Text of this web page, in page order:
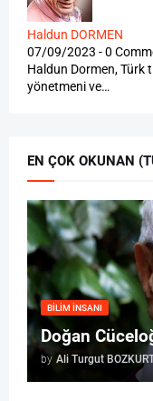
Haldun DORMEN
07/09/2023 - 0
Haldun Dormen, Türk
yönetmeni ve…
EN ÇOK OKUNAN
BILIM İNSANI
Doğan
by Ali Turgut